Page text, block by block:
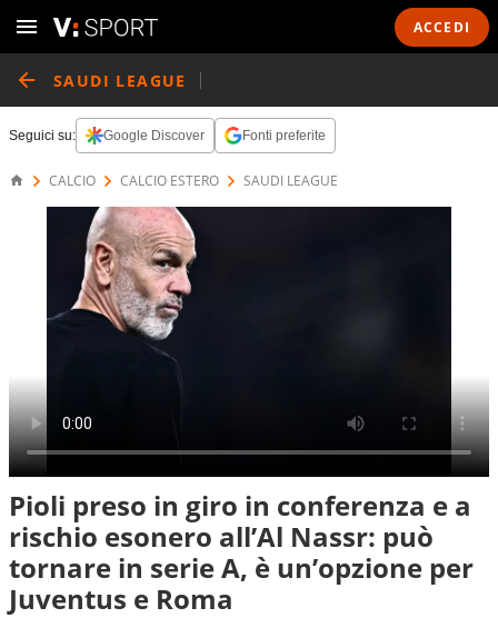
ACCEDI
SAUDI LEAGUE
Seguici su: Google Discover Fonti preferite
CALCIO CALCIO ESTERO SAUDI LEAGUE
Pioli preso in giro in conferenza e a
rischio esonero all’Al Nassr: può
tornare in serie A, è un’opzione per
Juventus e Roma